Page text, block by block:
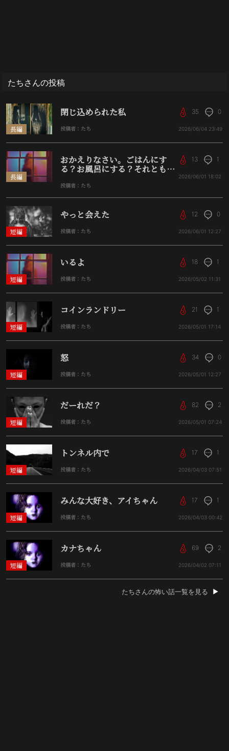
たちさんの投稿
長編
閉じ込められた私
投稿者：たち
35 0
2026/06/04 23:49
長編
おかえりなさい。ごはんにす
る？お風呂にする？それとも…
投稿者：たち
13 1
2026/06/01 18:02
短編
やっと会えた
投稿者：たち
12 0
2026/06/01 12:27
短編
いるよ
投稿者：たち
18 1
2026/05/02 11:31
短編
コインランドリー
投稿者：たち
21 1
2026/05/01 17:14
短編
怒
投稿者：たち
34 0
2026/05/01 12:27
短編
だーれだ？
投稿者：たち
82 2
2026/05/01 07:24
短編
トンネル内で
投稿者：たち
17 1
2026/04/03 07:51
短編
みんな大好き、アイちゃん
投稿者：たち
17 1
2026/04/03 00:42
短編
カナちゃん
投稿者：たち
69 2
2026/04/02 07:11
たちさんの怖い話一覧を見る